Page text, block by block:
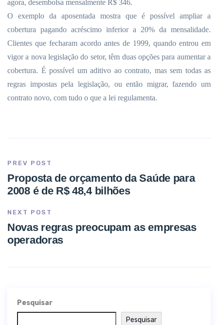
agora, desembolsa mensalmente R$ 346.
O exemplo da aposentada mostra que é possível ampliar a
cobertura pagando acréscimo inferior a 20% da mensalidade.
Clientes que fecharam acordo antes de 1999, quando entrou em
vigor a nova legislação do setor, têm duas opções para aumentar a
cobertura. É possível um aditivo ao contrato, mas sem todas as
regras impostas pela legislação, ou então migrar, fazendo um
contrato novo, com tudo o que a lei regulamenta.
PREV POST
Proposta de orçamento da Saúde para
2008 é de R$ 48,4 bilhões
NEXT POST
Novas regras preocupam as empresas
operadoras
Pesquisar
Pesquisar